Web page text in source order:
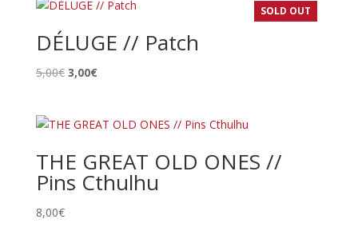
était : est :
SOLD OUT
DÉLUGE // Patch
5,00€ Le
était :
3,00€Le
est :
THE GREAT OLD ONES //
Pins Cthulhu
8,00€